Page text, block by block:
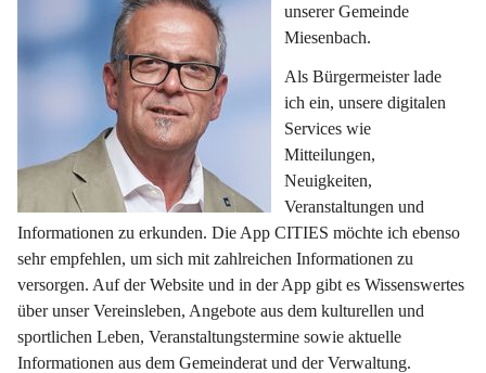
unserer Gemeinde
Miesenbach.
Als Bürgermeister lade
ich ein, unsere digitalen
Services wie
Mitteilungen,
Neuigkeiten,
Veranstaltungen und
Informationen zu erkunden. Die App CITIES möchte ich ebenso
sehr empfehlen, um sich mit zahlreichen Informationen zu
versorgen. Auf der Website und in der App gibt es Wissenswertes
über unser Vereinsleben, Angebote aus dem kulturellen und
sportlichen Leben, Veranstaltungstermine sowie aktuelle
Informationen aus dem Gemeinderat und der Verwaltung.